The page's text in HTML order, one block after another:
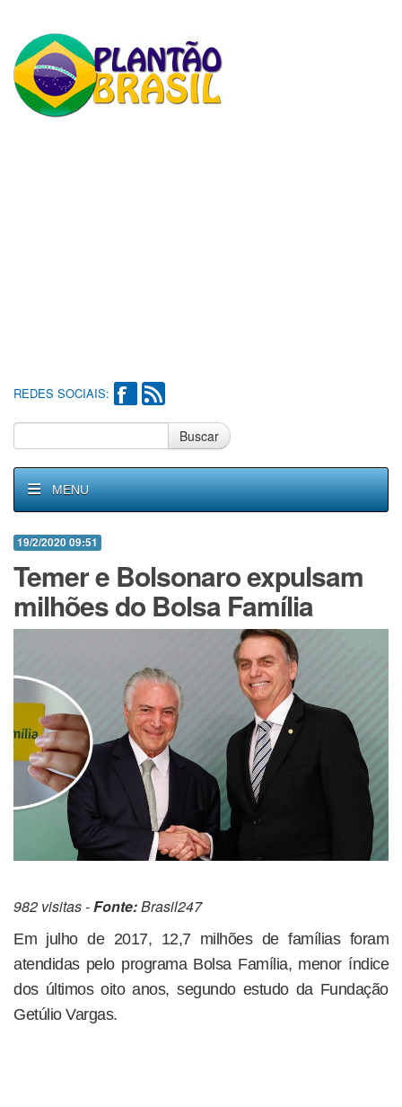
REDES SOCIAIS:
Buscar
MENU
19/2/2020 09:51
Temer e Bolsonaro expulsam
milhões do Bolsa Família
982 visitas -Fonte:Brasil247
Em julho de 2017, 12,7 milhões de famílias foram
atendidas pelo programa Bolsa Família, menor índice
dos últimos oito anos, segundo estudo da Fundação
Getúlio Vargas.